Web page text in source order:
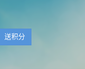
送积分